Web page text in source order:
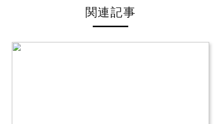
関連記事